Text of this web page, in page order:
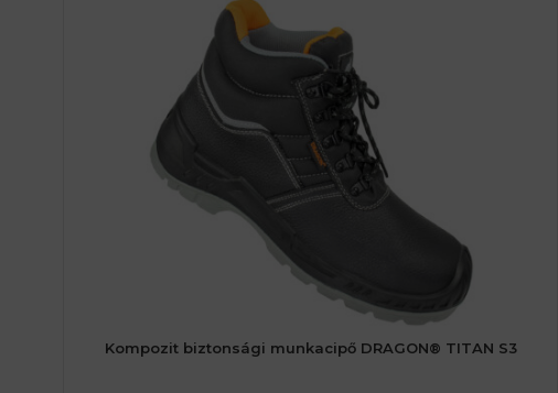
Kompozit biztonsági munkacipő DRAGON® TITAN S3